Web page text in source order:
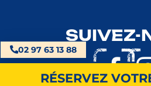
02 97 63 13 88
RÉSERVEZ
SUIVEZ-